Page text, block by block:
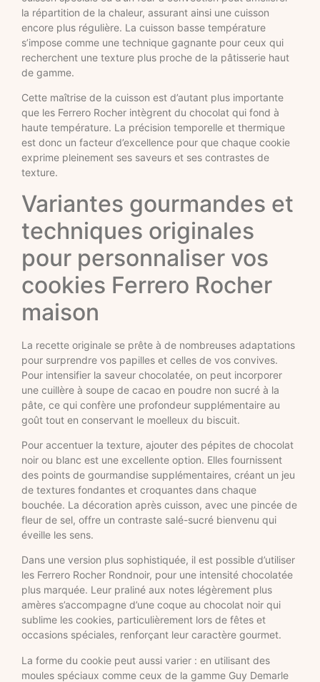
la répartition de la chaleur, assurant ainsi une cuisson
encore plus régulière. La cuisson basse température
s’impose comme une technique gagnante pour ceux qui
recherchent une texture plus proche de la pâtisserie haut
de gamme.
Cette maîtrise de la cuisson est d’autant plus importante
que les Ferrero Rocher intègrent du chocolat qui fond à
haute température. La précision temporelle et thermique
est donc un facteur d’excellence pour que chaque cookie
exprime pleinement ses saveurs et ses contrastes de
texture.
Variantes gourmandes et
techniques originales
pour personnaliser vos
cookies Ferrero Rocher
maison
La recette originale se prête à de nombreuses adaptations
pour surprendre vos papilles et celles de vos convives.
Pour intensifier la saveur chocolatée, on peut incorporer
une cuillère à soupe de cacao en poudre non sucré à la
pâte, ce qui confère une profondeur supplémentaire au
goût tout en conservant le moelleux du biscuit.
Pour accentuer la texture, ajouter des pépites de chocolat
noir ou blanc est une excellente option. Elles fournissent
des points de gourmandise supplémentaires, créant un jeu
de textures fondantes et croquantes dans chaque
bouchée. La décoration après cuisson, avec une pincée de
fleur de sel, offre un contraste salé-sucré bienvenu qui
éveille les sens.
Dans une version plus sophistiquée, il est possible d’utiliser
les Ferrero Rocher Rondnoir, pour une intensité chocolatée
plus marquée. Leur praliné aux notes légèrement plus
amères s’accompagne d’une coque au chocolat noir qui
sublime les cookies, particulièrement lors de fêtes et
occasions spéciales, renforçant leur caractère gourmet.
La forme du cookie peut aussi varier : en utilisant des
moules spéciaux comme ceux de la gamme Guy Demarle